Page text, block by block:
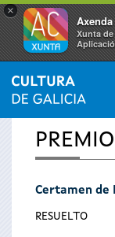
×
Xunta
Se
encuentra
usted
INICIO
Certamen de
RESUELTO